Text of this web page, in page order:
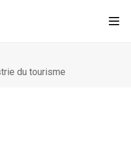
du tourisme